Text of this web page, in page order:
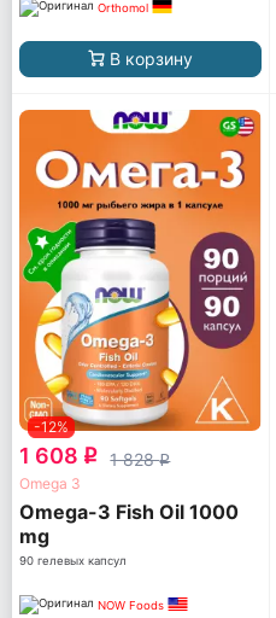
Orthomol
В корзину
-12%
1 608 q 1 828q
Omega 3
Omega-3 Fish Oil 1000
mg
90 гелевых капсул
NOW Foods